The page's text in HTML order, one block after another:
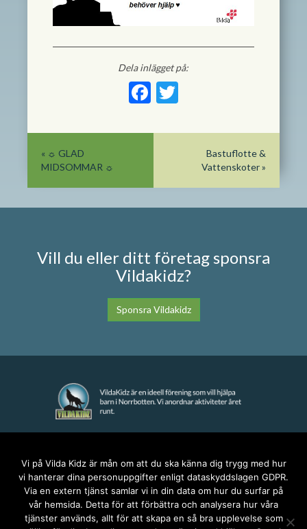
Dela inlägget på:
Facebook
Twitter
Bastuflotte &
Vattenskoter»
« ☼ GLAD
MIDSOMMAR ☼
Vill du eller ditt företag sponsra
Vildakidz?
Sponsra Vildakidz
anna@vildakidz.se
076-7755068
Integritetspolicy
Vi på Vilda Kidz är mån om att du ska känna dig trygg med hur
vi hanterar dina personuppgifter enligt dataskyddslagen GDPR.
Via en extern tjänst samlar vi in din data om hur du surfar på
vår hemsida. Detta för att förbättra och analysera hur våra
tjänster används, allt för att skapa en så bra upplevelse som